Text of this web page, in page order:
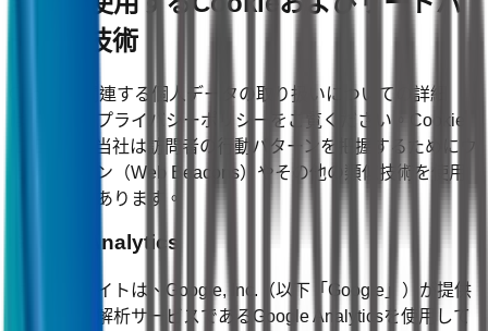
ーティ技術
Cookieに関連する個人データの取り扱いについての詳細
は、当社のプライバシーポリシーをご覧ください。Cookie
に加えて、当社は訪問者の行動パターンを把握するためにウ
ェブビーコン（Web Beacons）やその他の類似技術を使用
する場合があります。
Google Analytics
本ウェブサイトは、Google, Inc.（以下「Google」）が提供
するウェブ解析サービスであるGoogle Analyticsを使用して